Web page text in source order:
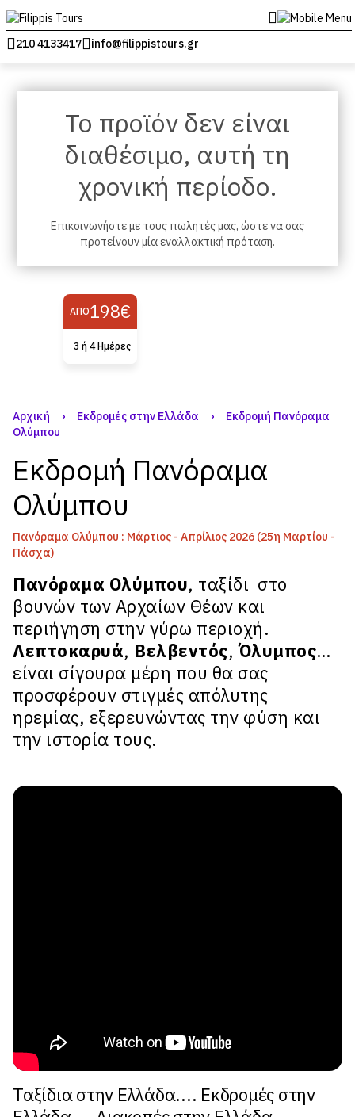
210 4133417 info@filippistours.gr
Το προϊόν δεν είναι
διαθέσιμο, αυτή τη
χρονική περίοδο.
Επικοινωνήστε με τους πωλητές μας, ώστε να σας
προτείνουν μία εναλλακτική πρόταση.
ΑΠΌ198€
3 ή 4 Ημέρες
Αρχική › Εκδρομές στην Ελλάδα ›
Εκδρομή Πανόραμα
Ολύμπου
Εκδρομή Πανόραμα
Ολύμπου
Πανόραμα Ολύμπου : Μάρτιος - Απρίλιος 2026 (25η Μαρτίου -
Πάσχα)
Πανόραμα Ολύμπου, ταξίδι στο
βουνών των Αρχαίων Θέων και
περιήγηση στην γύρω περιοχή.
Λεπτοκαρυά, Βελβεντός,Όλυμπος…
είναι σίγουρα μέρη που θα σας
προσφέρουν στιγμές απόλυτης
ηρεμίας, εξερευνώντας την φύση και
την ιστορία τους.
Ταξίδια στην Ελλάδα.... Εκδρομές στην